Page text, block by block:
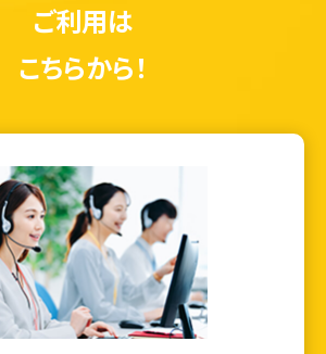
ご利用は
こちらから！